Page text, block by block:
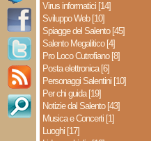
Virus informatici [14]
Sviluppo Web [10]
Spiagge del Salento [45]
Salento Megalitico [4]
Pro Loco Cutrofiano [8]
Posta elettronica [6]
Personaggi Salentini [10]
Per chi guida [19]
Notizie dal Salento [43]
Musica e Concerti [1]
Luoghi [17]